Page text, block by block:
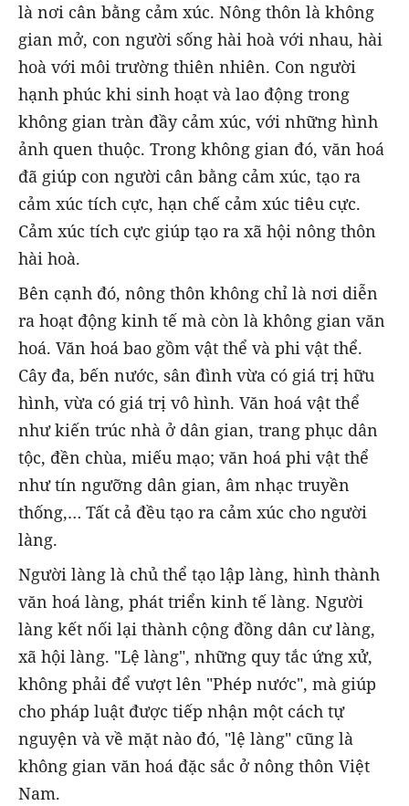
là nơi cân bằng cảm xúc. Nông thôn là không
gian mở, con người sống hài hoà với nhau, hài
hoà với môi trường thiên nhiên. Con người
hạnh phúc khi sinh hoạt và lao động trong
không gian tràn đầy cảm xúc, với những hình
ảnh quen thuộc. Trong không gian đó, văn hoá
đã giúp con người cân bằng cảm xúc, tạo ra
cảm xúc tích cực, hạn chế cảm xúc tiêu cực.
Cảm xúc tích cực giúp tạo ra xã hội nông thôn
hài hoà.
Bên cạnh đó, nông thôn không chỉ là nơi diễn
ra hoạt động kinh tế mà còn là không gian văn
hoá. Văn hoá bao gồm vật thể và phi vật thể.
Cây đa, bến nước, sân đình vừa có giá trị hữu
hình, vừa có giá trị vô hình. Văn hoá vật thể
như kiến trúc nhà ở dân gian, trang phục dân
tộc, đền chùa, miếu mạo; văn hoá phi vật thể
như tín ngưỡng dân gian, âm nhạc truyền
thống,… Tất cả đều tạo ra cảm xúc cho người
làng.
Người làng là chủ thể tạo lập làng, hình thành
văn hoá làng, phát triển kinh tế làng. Người
làng kết nối lại thành cộng đồng dân cư làng,
xã hội làng. "Lệ làng", những quy tắc ứng xử,
không phải để vượt lên "Phép nước", mà giúp
cho pháp luật được tiếp nhận một cách tự
nguyện và về mặt nào đó, "lệ làng" cũng là
không gian văn hoá đặc sắc ở nông thôn Việt
Nam.